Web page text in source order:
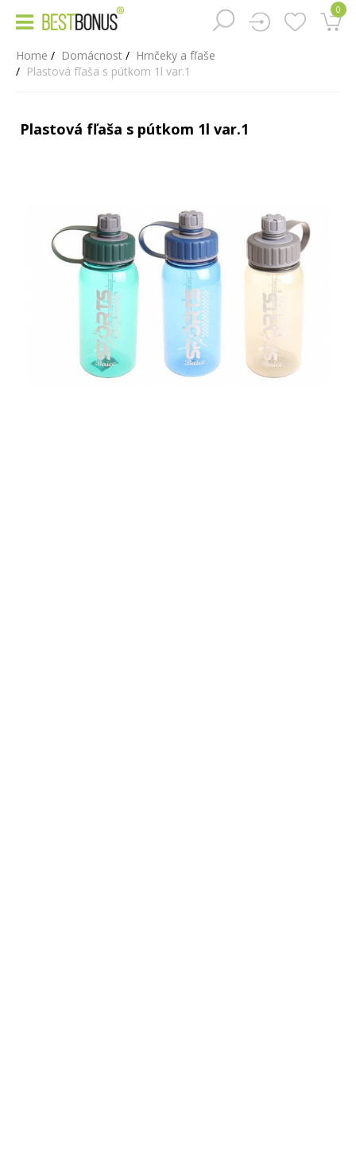
0
Home Domácnost
Hrnčeky a fľaše
Plastová fľaša s pútkom 1l var.1
Plastová fľaša s pútkom 1l var.1